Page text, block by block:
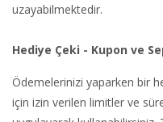
uzayabilmektedir.
Hediye Çeki - Kupon ve
Ödemelerinizi yaparken bir
için izin verilen limitler ve